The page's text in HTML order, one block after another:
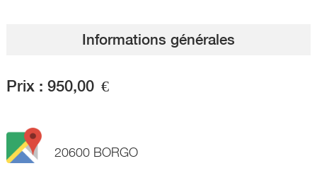
Informations générales
Prix : 950,00 €
20600 BORGO